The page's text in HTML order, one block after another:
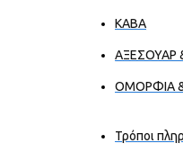
ΚΑΒΑ
ΑΞΕΣΟΥΑΡ
ΟΜΟΡΦΙΑ
Τρόποι